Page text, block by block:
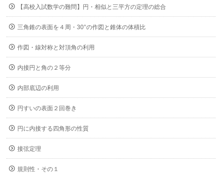
【高校入試数学の難問】円・相似と三平方の定理の総合
三角錐の表面を４周・30°の作図と錐体の体積比
作図・線対称と対頂角の利用
内接円と角の２等分
内部底辺の利用
円すいの表面２回巻き
円に内接する四角形の性質
接弦定理
規則性・その１